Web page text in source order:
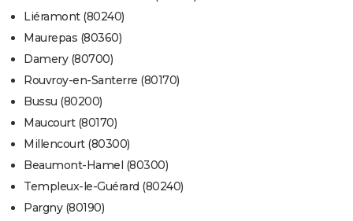
Liéramont (80240)
Maurepas (80360)
Damery (80700)
Rouvroy-en-Santerre (80170)
Bussu (80200)
Maucourt (80170)
Millencourt (80300)
Beaumont-Hamel (80300)
Templeux-le-Guérard (80240)
Pargny (80190)